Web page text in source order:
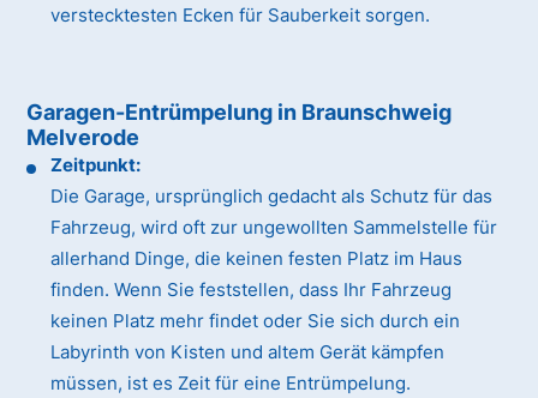
verstecktesten Ecken für Sauberkeit sorgen.
Garagen-Entrümpelung in Braunschweig
Melverode
Zeitpunkt:
Die Garage, ursprünglich gedacht als Schutz für das
Fahrzeug, wird oft zur ungewollten Sammelstelle für
allerhand Dinge, die keinen festen Platz im Haus
finden. Wenn Sie feststellen, dass Ihr Fahrzeug
keinen Platz mehr findet oder Sie sich durch ein
Labyrinth von Kisten und altem Gerät kämpfen
müssen, ist es Zeit für eine Entrümpelung.